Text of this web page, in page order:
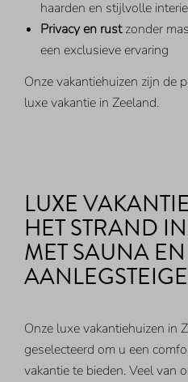
haarden en stijlvolle
Privacy en rustzonder
een exclusieve ervaring
Onze vakantiehuizen zijn de
luxe vakantie in Zeeland.
LUXE
HET STRAND
MET SAUNA EN
Onze luxe vakantiehuizen in
geselecteerd om u een
vakantie te bieden. Veel van